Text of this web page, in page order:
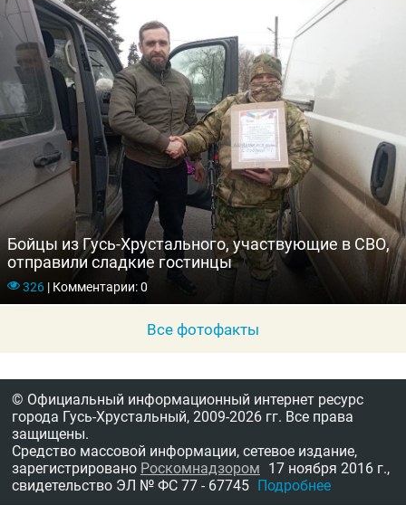
Бойцы из Гусь-Хрустального, участвующие в СВО,
отправили сладкие гостинцы
326 |Комментарии: 0
Все фотофакты
© Официальный информационный интернет ресурс
города Гусь-Хрустальный, 2009-2026 гг. Все права
защищены.
Средство массовой информации, сетевое издание,
зарегистрировано Роскомнадзором 17 ноября 2016 г.,
свидетельство ЭЛ № ФС 77 - 67745 Подробнее